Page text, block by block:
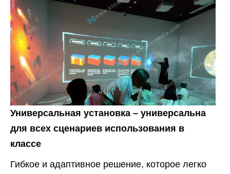
Универсальная установка – универсальна
для всех сценариев использования в
классе
Гибкое и адаптивное решение, которое легко